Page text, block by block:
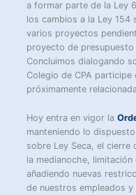
a formar parte de la Ley
los cambios a la Ley
varios proyectos
proyecto de
Concluimos dialogando
Colegio de CPA participe
próximamente
Hoy entra en vigor la
manteniendo lo
sobre Ley Seca, el
la medianoche,
añadiendo nuevas
de nuestros empleados